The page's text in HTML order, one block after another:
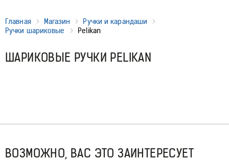
Главная Магазин
Ручки и карандаши
Ручки шариковые
Pelikan
ШАРИКОВЫЕ РУЧКИ PELIKAN
ВОЗМОЖНО, ВАС ЭТО ЗАИНТЕРЕСУЕТ